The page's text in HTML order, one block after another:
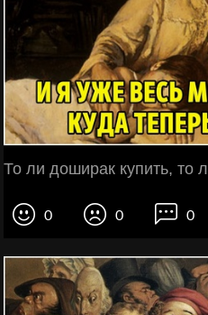
То ли доширак купить, то
0 0 0